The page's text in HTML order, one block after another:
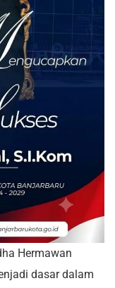
Hermawan
dasar dalam